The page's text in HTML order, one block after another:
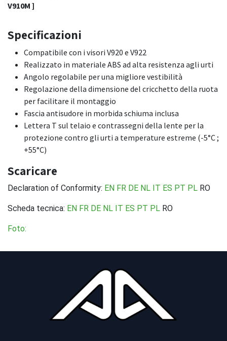
V910M ]
Specificazioni
Compatibile con i visori V920 e V922
Realizzato in materiale ABS ad alta resistenza agli urti
Angolo regolabile per una migliore vestibilità
Regolazione della dimensione del cricchetto della ruota
per facilitare il montaggio
Fascia antisudore in morbida schiuma inclusa
Lettera T sul telaio e contrassegni della lente per la
protezione contro gli urti a temperature estreme (-5°C ;
+55°C)
Scaricare
Declaration of Conformity: EN FR DE NL IT ES PT PL RO
Scheda tecnica: EN FR DE NL IT ES PT PL RO
Foto: